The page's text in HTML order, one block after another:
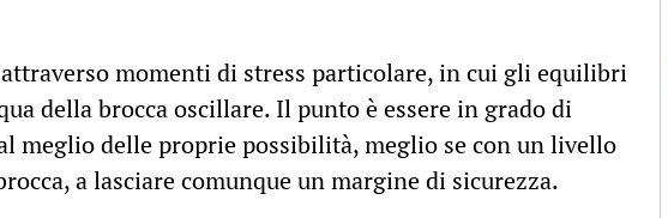
momenti di stress particolare, in cui gli equilibri
della brocca oscillare. Il punto è essere in grado di
meglio delle proprie possibilità, meglio se con un livello
a lasciare comunque un margine di sicurezza.